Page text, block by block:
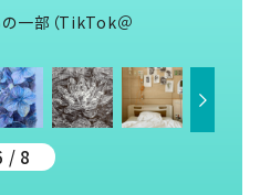
一部（TikTok＠
/ 8